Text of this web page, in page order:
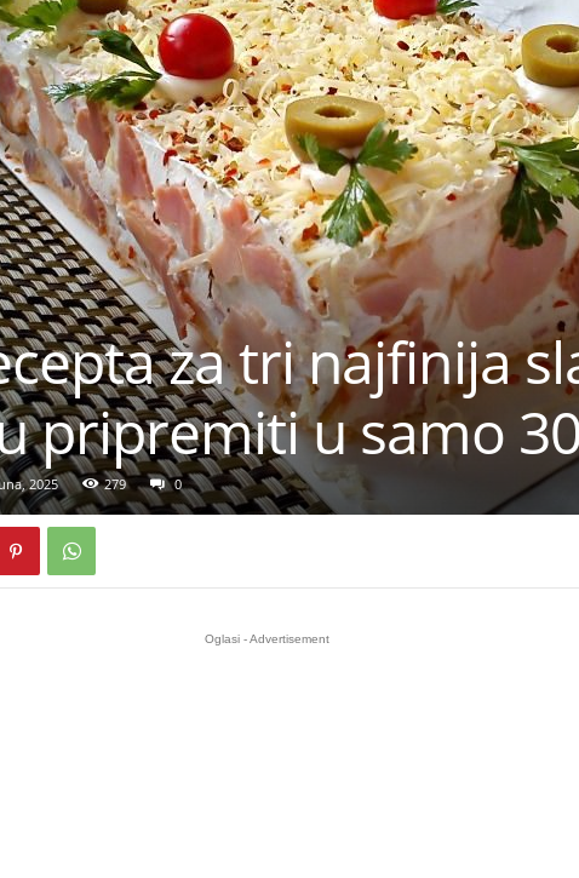
za tri najfinija
pripremiti u samo
2025 279 0
Oglasi - Advertisement